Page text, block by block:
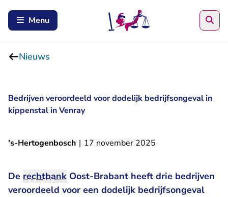
Menu
Nieuws
Bedrijven veroordeeld voor dodelijk bedrijfsongeval in
kippenstal in Venray
's-Hertogenbosch | 17 november 2025
De rechtbank Oost-Brabant heeft drie bedrijven
veroordeeld voor een dodelijk bedrijfsongeval